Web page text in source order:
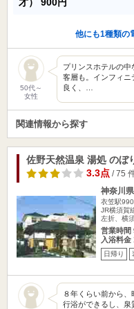
他にも1種類の
50代～
女性
プリンスホテルの中
客層も。インフィニ
良く、…
関連情報から探す
佐野天然温泉 湯処 のぼ
3.3点/ 75
神奈川
衣笠駅
JR横須賀
左折、横
営業時間
入浴料金
日帰り
８年くらい前から
行浴ができるし、泉